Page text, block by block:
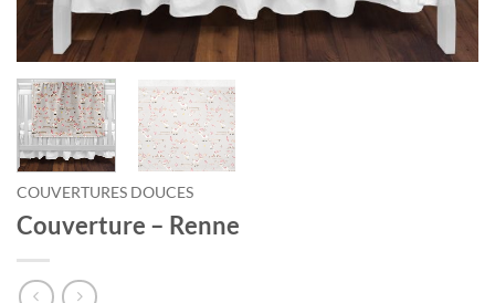
COUVERTURES DOUCES
Couverture – Renne